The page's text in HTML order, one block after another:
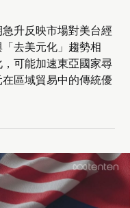
升反映市場對美台經
去美元化」趨勢相
可能加速東亞國家尋
區域貿易中的傳統優